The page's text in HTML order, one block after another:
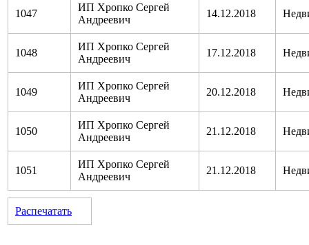
1047
ИП Хропко Сергей
Андреевич
14.12.2018
1048
ИП Хропко Сергей
Андреевич
17.12.2018
1049
ИП Хропко Сергей
Андреевич
20.12.2018
1050
ИП Хропко Сергей
Андреевич
21.12.2018
1051
ИП Хропко Сергей
Андреевич
21.12.2018
Распечатать